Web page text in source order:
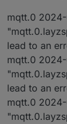
mqtt.0
lead to an
mqtt.0
lead to an
mqtt.0 2024-